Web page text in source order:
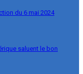
du 6 mai 2024
saluent le bon